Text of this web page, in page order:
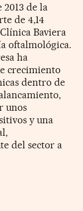
2013 de la
de 4,14
Baviera
oftalmológica.
ha
crecimiento
dentro de
unos
y una
del sector a